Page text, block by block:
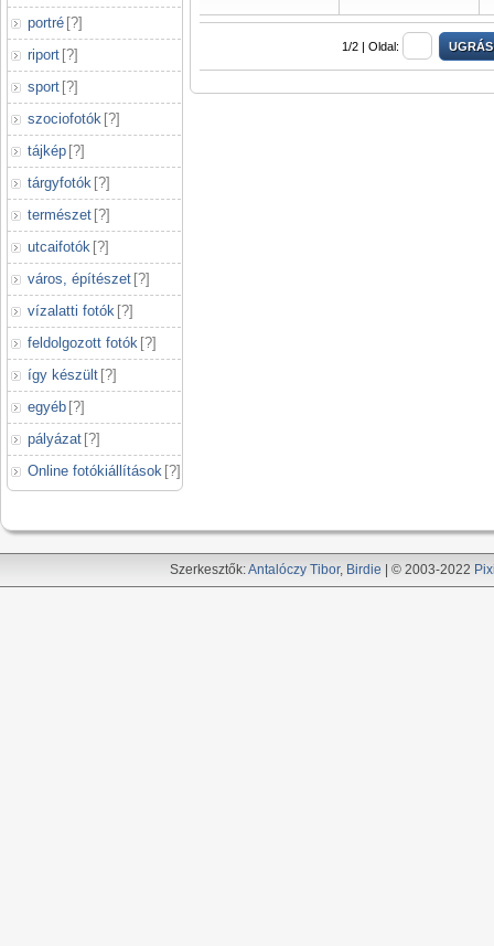
portré [?]
riport [?]
sport [?]
szociofotók [?]
tájkép [?]
tárgyfotók [?]
természet [?]
utcaifotók [?]
város, építészet [?]
vízalatti fotók [?]
feldolgozott fotók [?]
így készült [?]
egyéb [?]
pályázat [?]
Online fotókiállítások [?]
1/2 | Oldal:
Szerkesztők:Antalóczy Tibor, Birdie | © 2003-2022